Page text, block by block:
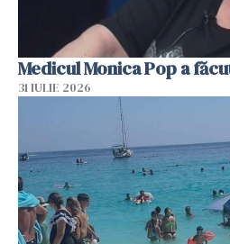
Medicul Monica Pop a
31 IULIE 2026